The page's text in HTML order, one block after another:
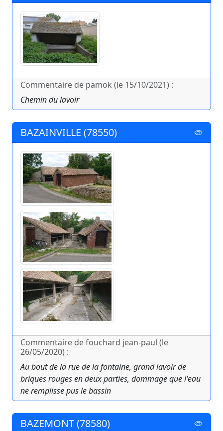
Commentaire de pamok (le 15/10/2021) :
Chemin du lavoir
BAZAINVILLE (78550)
Commentaire de fouchard jean-paul (le
26/05/2020) :
Au bout de la rue de la fontaine, grand lavoir de
briques rouges en deux parties, dommage que l'eau
ne remplisse pus le bassin
BAZEMONT (78580)